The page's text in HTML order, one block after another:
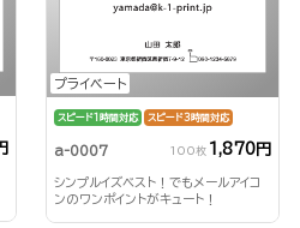
プライベート
スピード1時間対応 スピード3時間対応
a-0007 100枚 1,870円
シンプルイズベスト！でもメールアイコ
ンのワンポイントがキュート！